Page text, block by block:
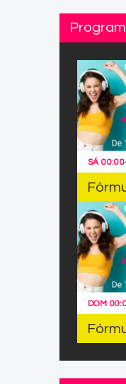
SÁ00:00
DOM